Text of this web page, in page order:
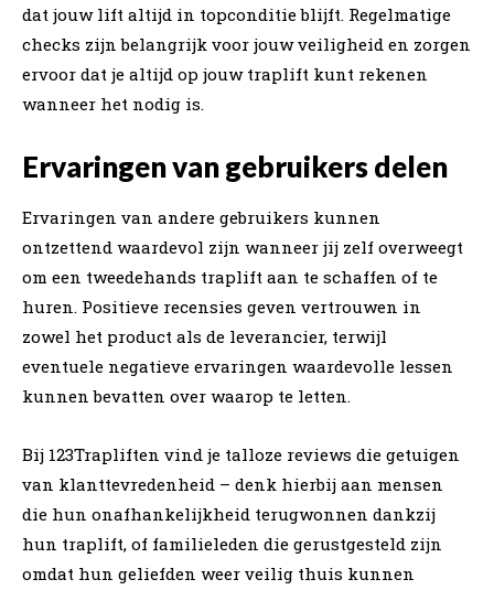
dat jouw lift altijd in topconditie blijft. Regelmatige
checks zijn belangrijk voor jouw veiligheid en zorgen
ervoor dat je altijd op jouw traplift kunt rekenen
wanneer het nodig is.
Ervaringen van gebruikers delen
Ervaringen van andere gebruikers kunnen
ontzettend waardevol zijn wanneer jij zelf overweegt
om een tweedehands traplift aan te schaffen of te
huren. Positieve recensies geven vertrouwen in
zowel het product als de leverancier, terwijl
eventuele negatieve ervaringen waardevolle lessen
kunnen bevatten over waarop te letten.
Bij 123Trapliften vind je talloze reviews die getuigen
van klanttevredenheid – denk hierbij aan mensen
die hun onafhankelijkheid terugwonnen dankzij
hun traplift, of familieleden die gerustgesteld zijn
omdat hun geliefden weer veilig thuis kunnen